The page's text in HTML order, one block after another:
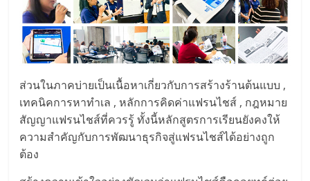
ลงทุน
และ
ขยาย
สา
ส่วนในภาคบ่ายเป็นเนื้อหาเกี่ยวกับการสร้างร้านต้นแบบ ,
เทคนิคการหาทำเล , หลักการคิดค่าแฟรนไชส์ , กฎหมาย
สัญญาแฟรนไชส์ที่ควรรู้ ทั้งนี้หลักสูตรการเรียนยังคงให้
ความสำคัญกับการพัฒนาธุรกิจสู่แฟรนไชส์ได้อย่างถูก
ต้อง